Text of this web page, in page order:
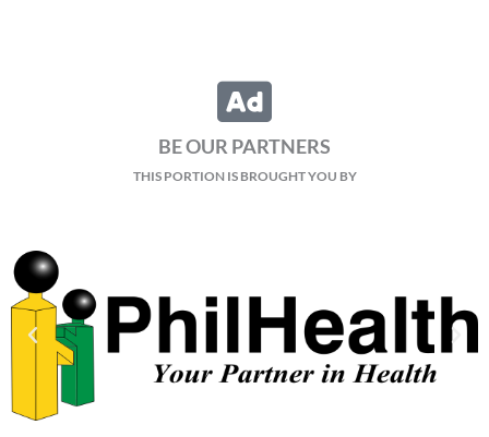
BE OUR PARTNERS
THIS PORTION IS BROUGHT YOU BY